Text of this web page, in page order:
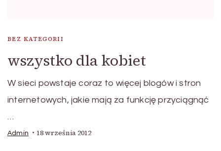
BEZ KATEGORII
wszystko dla kobiet
W sieci powstaje coraz to więcej blogów i stron
internetowych, jakie mają za funkcję przyciągnąć
…
Admin 18 września 2012